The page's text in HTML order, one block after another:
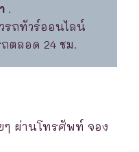
.
รถทัวร์ออนไลน์
ถตลอด 24 ชม.
ผ่านโทรศัพท์ จอง